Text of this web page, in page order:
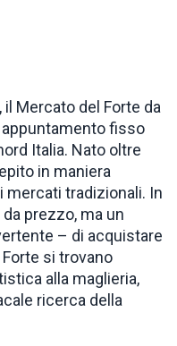
il Mercato del Forte da
fisso
Italia. Nato oltre
in maniera
tradizionali. In
prezzo, ma un
– di acquistare
si trovano
alla maglieria,
ricerca della